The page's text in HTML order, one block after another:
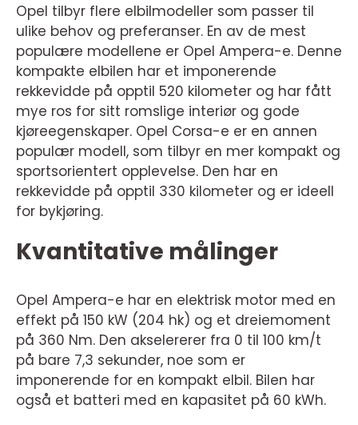
Opel tilbyr flere elbilmodeller som passer til
ulike behov og preferanser. En av de mest
populære modellene er Opel Ampera-e. Denne
kompakte elbilen har et imponerende
rekkevidde på opptil 520 kilometer og har fått
mye ros for sitt romslige interiør og gode
kjøreegenskaper. Opel Corsa-e er en annen
populær modell, som tilbyr en mer kompakt og
sportsorientert opplevelse. Den har en
rekkevidde på opptil 330 kilometer og er ideell
for bykjøring.
Kvantitative målinger
Opel Ampera-e har en elektrisk motor med en
effekt på 150 kW (204 hk) og et dreiemoment
på 360 Nm. Den akselererer fra 0 til 100 km/t
på bare 7,3 sekunder, noe som er
imponerende for en kompakt elbil. Bilen har
også et batteri med en kapasitet på 60 kWh.